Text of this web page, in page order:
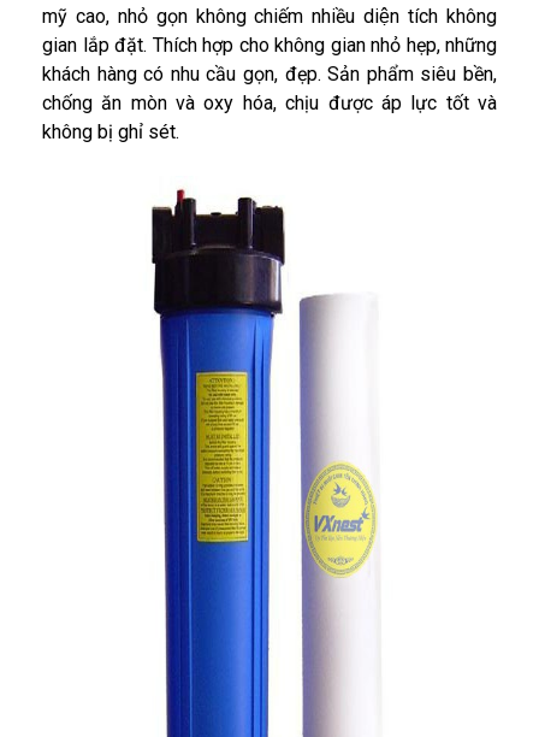
mỹ cao, nhỏ gọn không chiếm nhiều diện tích không
gian lắp đặt. Thích hợp cho không gian nhỏ hẹp, những
khách hàng có nhu cầu gọn, đẹp. Sản phẩm siêu bền,
chống ăn mòn và oxy hóa, chịu được áp lực tốt và
không bị ghỉ sét.